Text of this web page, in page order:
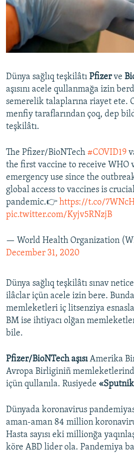
Русский
Українською
RFE/RS bütün saytları
Dünya sağlıq teşkilâtı Pfizerve
aşısını acele qullanmağa izin
semerelik talaplarına riayet ete.
menfiy taraflarından çoq, dep
teşkilâtı.
The Pfizer/BioNTech #COVID19
the first vaccine to receive WHO
emergency use since the
global access to vaccines is
pandemic.👉 https://t.co/
pic.twitter.com/Kyjv5RNzjB
— World Health Organization
December 31, 2020
Dünya sağlıq teşkilâtı sınav
ilâclar içün acele izin bere.
memleketleri iç litsenziya
BM ise ihtiyacı olğan
bile.
Pfizer/BioNTech aşısıAmerika
Avropa Birliginiñ
içün qullanıla. Rusiyede
Dünyada koronavirus
aman-aman 84 million
Hasta sayısı eki millionğa
köre ABD lider ola. Pandemiya